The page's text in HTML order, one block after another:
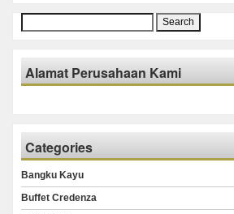
for:
Alamat Perusahaan Kami
Categories
Bangku Kayu
Buffet Credenza